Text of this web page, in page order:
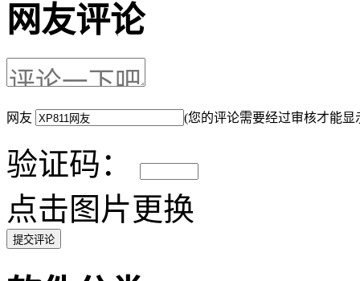
网友评论
网友 (您的评论需要经过审核才能显
验证码：
点击图片更换
提交评论